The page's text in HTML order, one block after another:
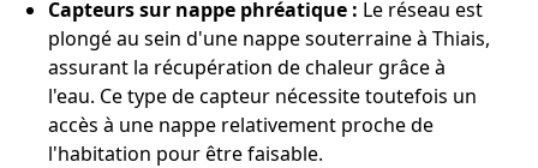
Capteurs sur nappe phréatique : Le réseau est
plongé au sein d'une nappe souterraine à Thiais,
assurant la récupération de chaleur grâce à
l'eau. Ce type de capteur nécessite toutefois un
accès à une nappe relativement proche de
l'habitation pour être faisable.